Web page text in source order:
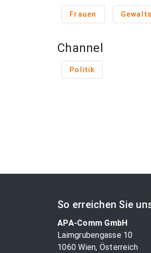
Frauen
Channel
Politik
So erreichen Sie
APA-Comm GmbH
Laimgrubengasse 10
1060 Wien, Österreich